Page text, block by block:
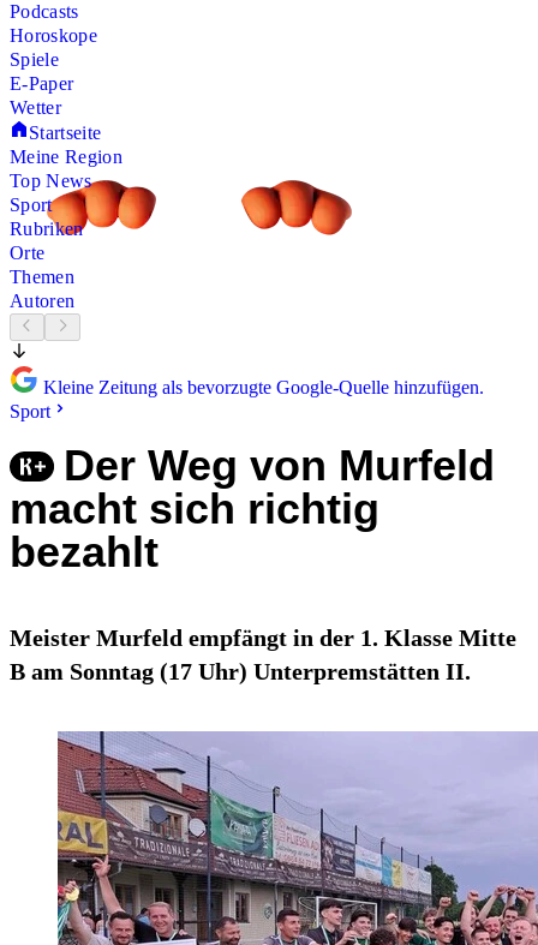
Podcasts
Horoskope
Spiele
E-Paper
Wetter
Startseite
Meine Region
Top News
Sport
Rubriken
Orte
Themen
Autoren
Kleine Zeitung als bevorzugte Google-Quelle hinzufügen.
Sport
Der Weg von Murfeld
macht sich richtig
bezahlt
Meister Murfeld empfängt in der 1. Klasse Mitte
B am Sonntag (17 Uhr) Unterpremstätten II.